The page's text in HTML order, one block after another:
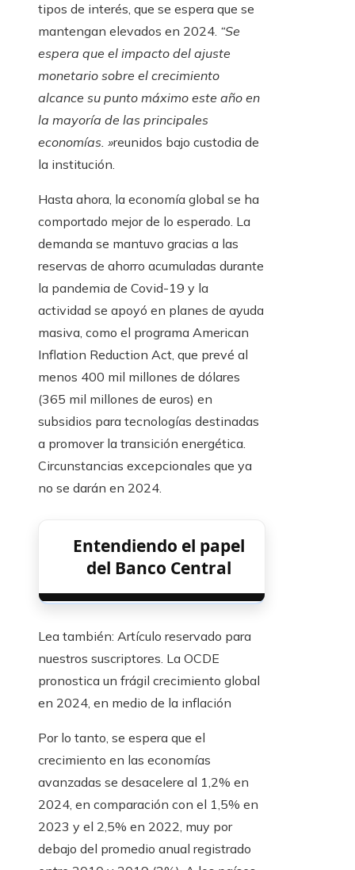
tipos de interés, que se espera que se
mantengan elevados en 2024. “Se
espera que el impacto del ajuste
monetario sobre el crecimiento
alcance su punto máximo este año en
la mayoría de las principales
economías. »reunidos bajo custodia de
la institución.
Hasta ahora, la economía global se ha
comportado mejor de lo esperado. La
demanda se mantuvo gracias a las
reservas de ahorro acumuladas durante
la pandemia de Covid-19 y la
actividad se apoyó en planes de ayuda
masiva, como el programa American
Inflation Reduction Act, que prevé al
menos 400 mil millones de dólares
(365 mil millones de euros) en
subsidios para tecnologías destinadas
a promover la transición energética.
Circunstancias excepcionales que ya
no se darán en 2024.
Entendiendo el papel
del Banco Central
Lea también: Artículo reservado para
nuestros suscriptores. La OCDE
pronostica un frágil crecimiento global
en 2024, en medio de la inflación
Por lo tanto, se espera que el
crecimiento en las economías
avanzadas se desacelere al 1,2% en
2024, en comparación con el 1,5% en
2023 y el 2,5% en 2022, muy por
debajo del promedio anual registrado